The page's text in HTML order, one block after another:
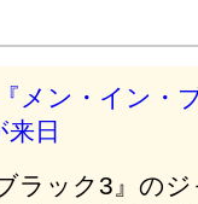
メン・イン・
日
ラック3』の